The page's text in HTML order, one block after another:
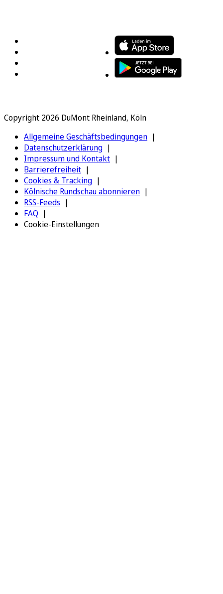
Copyright 2026 DuMont Rheinland, Köln
Allgemeine Geschäftsbedingungen
Datenschutzerklärung
Impressum und Kontakt
Barrierefreiheit
Cookies & Tracking
Kölnische Rundschau abonnieren
RSS-Feeds
FAQ
Cookie-Einstellungen